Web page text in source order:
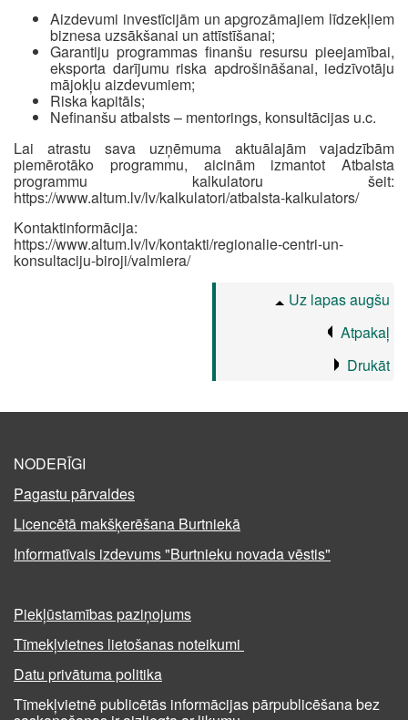
Aizdevumi investīcijām un apgrozāmajiem līdzekļiem
biznesa uzsākšanai un attīstīšanai;
Garantiju programmas finanšu resursu pieejamībai,
eksporta darījumu riska apdrošināšanai, iedzīvotāju
mājokļu aizdevumiem;
Riska kapitāls;
Nefinanšu atbalsts – mentorings, konsultācijas u.c.
Lai atrastu sava uzņēmuma aktuālajām vajadzībām
piemērotāko programmu, aicinām izmantot Atbalsta
programmu kalkulatoru šeit:
https://www.altum.lv/lv/kalkulatori/atbalsta-kalkulators/
Kontaktinformācija:
https://www.altum.lv/lv/kontakti/regionalie-centri-un-
konsultaciju-biroji/valmiera/
Uz lapas augšu
Atpakaļ
Drukāt
NODERĪGI
Pagastu pārvaldes
Licencētā makšķerēšana Burtniekā
Informatīvais izdevums "Burtnieku novada vēstis"
Piekļūstamības paziņojums
Tīmekļvietnes lietošanas noteikumi
Datu privātuma politika
Tīmekļvietnē publicētās informācijas pārpublicēšana bez